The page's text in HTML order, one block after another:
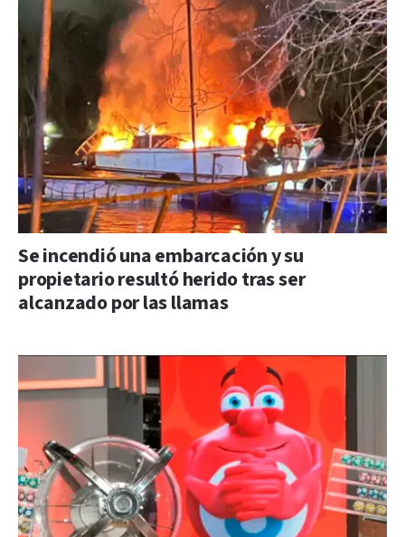
Se incendió una embarcación y su
propietario resultó herido tras ser
alcanzado por las llamas